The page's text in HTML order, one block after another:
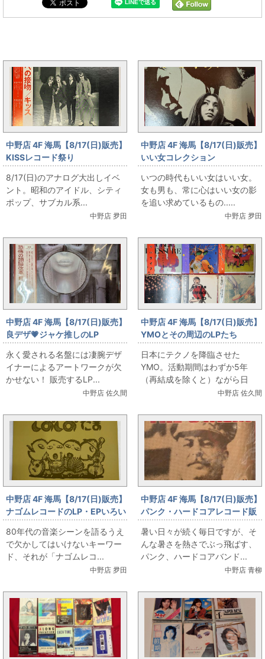
中野店 4F 海馬【8/17(日)販売】
KISSレコード祭り
8/17(日)のアナログ大出しイベ
ント。昭和のアイドル、シティ
ポップ、サブカル系...
中野店 夛田
中野店 4F 海馬【8/17(日)販売】
いい女コレクション
いつの時代もいい女はいい女。
女も男も、常に心はいい女の影
を追い求めているもの.....
中野店 夛田
中野店 4F 海馬【8/17(日)販売】
良デザ💗ジャケ推しのLP
永く愛される名盤には凄腕デザ
イナーによるアートワークが欠
かせない！ 販売するLP...
中野店 佐久間
中野店 4F 海馬【8/17(日)販売】
YMOとその周辺のLPたち
日本にテクノを降臨させた
YMO。活動期間はわずか5年
（再結成を除くと）ながら日
中野店 佐久間
中野店 4F 海馬【8/17(日)販売】
ナゴムレコードのLP・EPいろい
ろ
80年代の音楽シーンを語るうえ
で欠かしてはいけないキーワー
ド、それが「ナゴムレコ...
中野店 夛田
中野店 4F 海馬【8/17(日)販売】
パンク・ハードコアレコード販
売
暑い日々が続く毎日ですが、そ
んな暑さを熱さでぶっ飛ばす、
パンク、ハードコアバンド...
中野店 青柳